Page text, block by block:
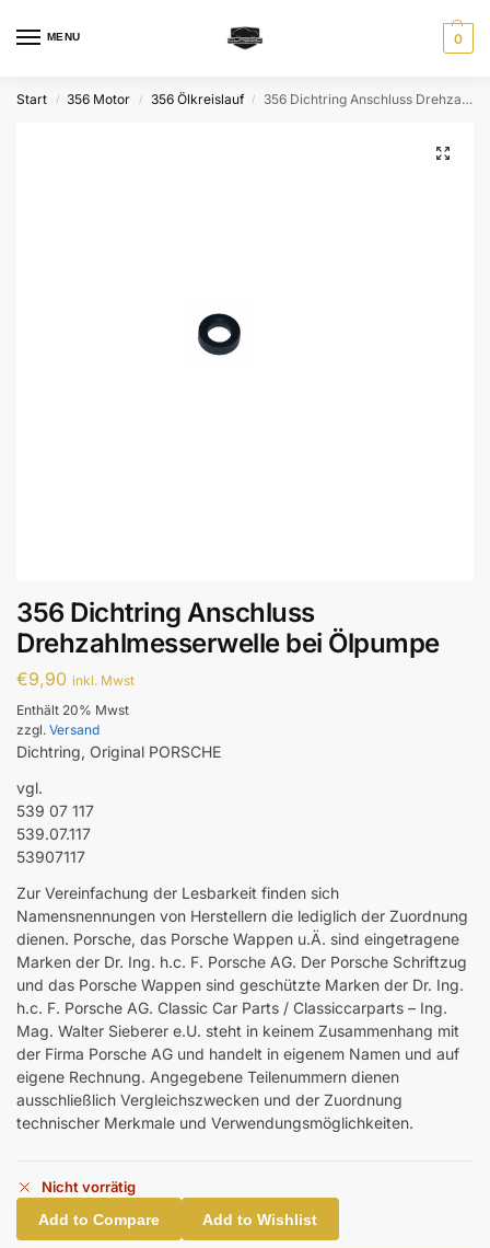
MENU 0
Start / 356 Motor / 356 Ölkreislauf / 356 Dichtring Anschluss Drehzahlmesserwelle bei Ölpumpe
356 Dichtring Anschluss
Drehzahlmesserwelle bei Ölpumpe
€9,90 inkl. Mwst
Enthält 20% Mwst
zzgl. Versand
Dichtring, Original PORSCHE
vgl.
539 07 117
539.07.117
53907117
Zur Vereinfachung der Lesbarkeit finden sich
Namensnennungen von Herstellern die lediglich der Zuordnung
dienen. Porsche, das Porsche Wappen u.Ä. sind eingetragene
Marken der Dr. Ing. h.c. F. Porsche AG. Der Porsche Schriftzug
und das Porsche Wappen sind geschützte Marken der Dr. Ing.
h.c. F. Porsche AG. Classic Car Parts / Classiccarparts – Ing.
Mag. Walter Sieberer e.U. steht in keinem Zusammenhang mit
der Firma Porsche AG und handelt in eigenem Namen und auf
eigene Rechnung. Angegebene Teilenummern dienen
ausschließlich Vergleichszwecken und der Zuordnung
technischer Merkmale und Verwendungsmöglichkeiten.
Nicht vorrätig
Add to Compare
Add to Wishlist